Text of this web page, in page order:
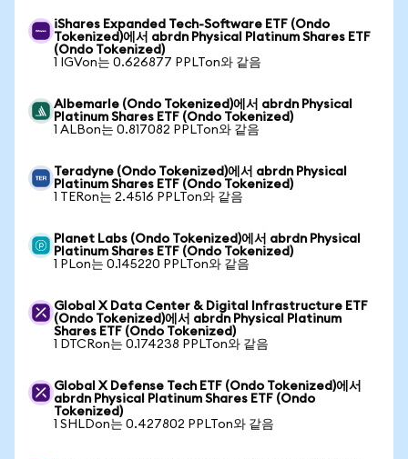
iShares Expanded Tech-Software ETF (Ondo
Tokenized)에서 abrdn Physical Platinum Shares ETF
(Ondo Tokenized)
1 IGVon는 0.626877 PPLTon와 같음
Albemarle (Ondo Tokenized)에서 abrdn Physical
Platinum Shares ETF (Ondo Tokenized)
1 ALBon는 0.817082 PPLTon와 같음
Teradyne (Ondo Tokenized)에서 abrdn Physical
Platinum Shares ETF (Ondo Tokenized)
1 TERon는 2.4516 PPLTon와 같음
Planet Labs (Ondo Tokenized)에서 abrdn Physical
Platinum Shares ETF (Ondo Tokenized)
1 PLon는 0.145220 PPLTon와 같음
Global X Data Center & Digital Infrastructure ETF
(Ondo Tokenized)에서 abrdn Physical Platinum
Shares ETF (Ondo Tokenized)
1 DTCRon는 0.174238 PPLTon와 같음
Global X Defense Tech ETF (Ondo Tokenized)에서
abrdn Physical Platinum Shares ETF (Ondo
Tokenized)
1 SHLDon는 0.427802 PPLTon와 같음